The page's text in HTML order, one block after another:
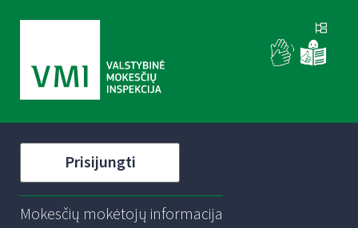
Prisijungti
Mokesčių mokėtojų informacija